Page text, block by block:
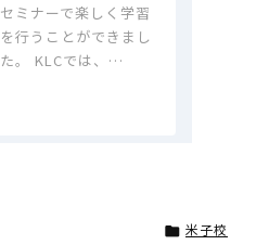
セミナーで楽しく学習
を行うことができまし
た。 KLCでは、…
 米子校